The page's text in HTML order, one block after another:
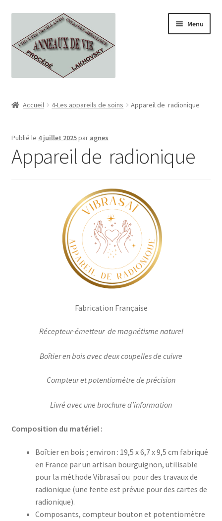
la
navigation
contenu
Menu
Tous nos produits
CGV
Georges et Serge lakhovsky
Mentions légales
Politique de confidentialité
Validation de la commande
Accueil 4-Les appareils de soins Appareil de radionique
Publié le 4 juillet 2025par agnes
Appareil de radionique
Fabrication Française
Récepteur-émetteur de magnétisme naturel
Boîtier en bois avec deux coupelles de cuivre
Compteur et potentiomètre de précision
Livré avec une brochure d’information
Composition du matériel :
Boîtier en bois ; environ : 19,5 x 6,7 x 9,5 cm fabriqué
en France par un artisan bourguignon, utilisable
pour la méthode Vibrasaï ou pour des travaux de
radionique (une fente est prévue pour des cartes de
radionique).
Composants, compteur bouton et potentiomètre